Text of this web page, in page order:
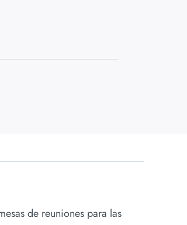
de reuniones para las